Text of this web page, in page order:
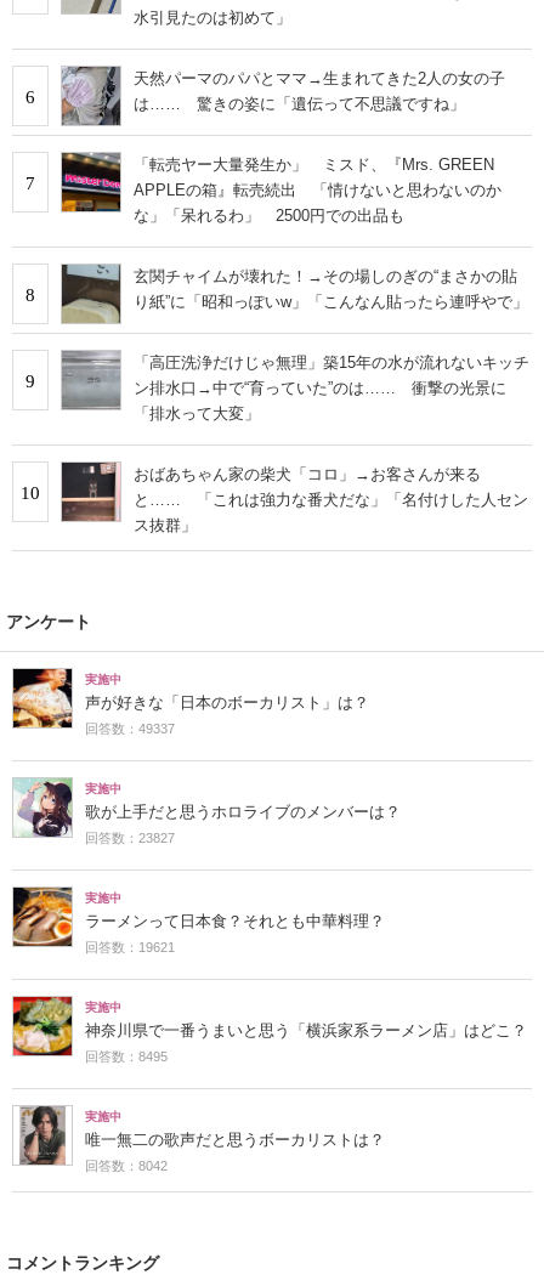
水引見たのは初めて」
6
天然パーマのパパとママ→生まれてきた2人の女の子
は…… 驚きの姿に「遺伝って不思議ですね」
7
「転売ヤー大量発生か」 ミスド、『Mrs. GREEN
APPLEの箱』転売続出 「情けないと思わないのか
な」「呆れるわ」 2500円での出品も
8
玄関チャイムが壊れた！→その場しのぎの“まさかの貼
り紙”に「昭和っぽいw」「こんなん貼ったら連呼やで」
9
「高圧洗浄だけじゃ無理」築15年の水が流れないキッチ
ン排水口→中で“育っていた”のは…… 衝撃の光景に
「排水って大変」
10
おばあちゃん家の柴犬「コロ」→お客さんが来る
と…… 「これは強力な番犬だな」「名付けした人セン
ス抜群」
アンケート
実施中
声が好きな「日本のボーカリスト」は？
回答数：49337
実施中
歌が上手だと思うホロライブのメンバーは？
回答数：23827
実施中
ラーメンって日本食？それとも中華料理？
回答数：19621
実施中
神奈川県で一番うまいと思う「横浜家系ラーメン店」はどこ？
回答数：8495
実施中
唯一無二の歌声だと思うボーカリストは？
回答数：8042
コメントランキング